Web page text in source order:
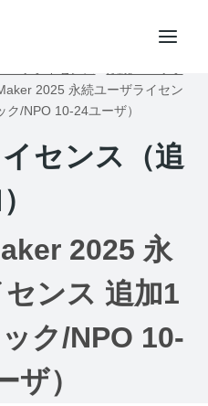
2025 永続ユーザライセン
/NPO 10-24ユーザ）
センス（追
2025 永
ンス 追加1
ク/NPO 10-
ザ）